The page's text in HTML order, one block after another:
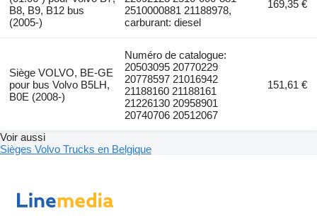
B8, B9, B12 bus
(2005-)
2510000881 21188978,
carburant: diesel
169,35 €
Siège VOLVO, BE-GE
pour bus Volvo B5LH,
B0E (2008-)
Numéro de catalogue:
20503095 20770229
20778597 21016942
21188160 21188161
21226130 20958901
20740706 20512067
151,61 €
Voir aussi
Sièges Volvo Trucks en Belgique